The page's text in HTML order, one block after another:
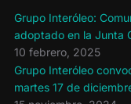
Grupo Interóleo:
adoptado en la Junta
10 febrero, 2025
Grupo Interóleo
martes 17 de